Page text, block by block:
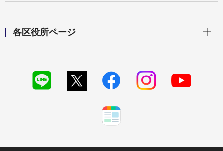
各区役所ページ